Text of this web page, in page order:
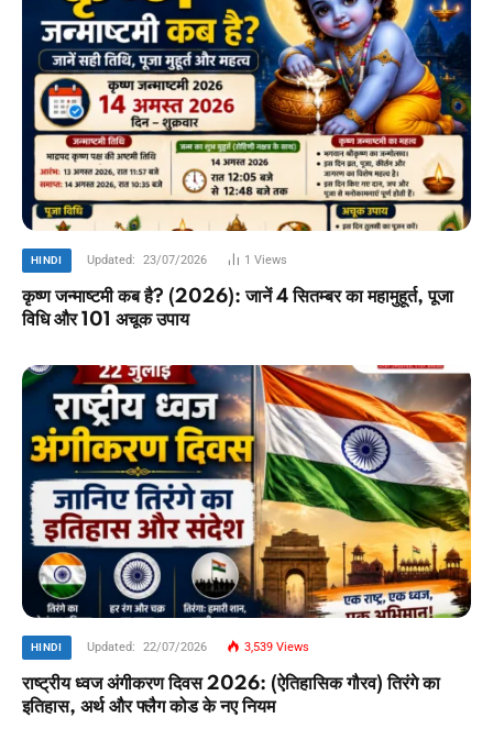
HINDI Updated: 23/07/2026 1 Views
कृष्ण जन्माष्टमी कब है? (2026): जानें 4 सितम्बर का महामुहूर्त, पूजा
विधि और 101 अचूक उपाय
HINDI Updated: 22/07/2026 3,539 Views
राष्ट्रीय ध्वज अंगीकरण दिवस 2026: (ऐतिहासिक गौरव) तिरंगे का
इतिहास, अर्थ और फ्लैग कोड के नए नियम